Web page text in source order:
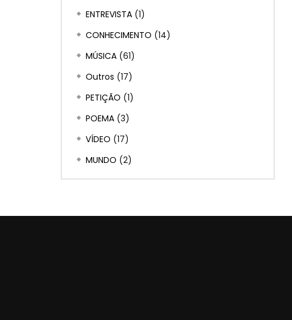
ENTREVISTA (1)
CONHECIMENTO (14)
MÚSICA (61)
Outros (17)
PETIÇÃO (1)
POEMA (3)
VÍDEO (17)
MUNDO (2)